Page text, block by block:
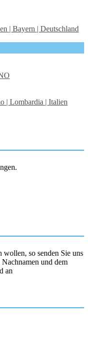
so senden Sie uns
und dem
an